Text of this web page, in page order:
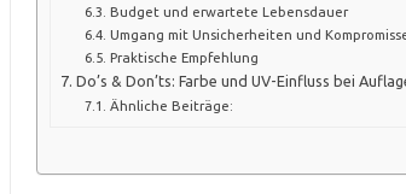
Budget und erwartete Lebensdauer
Umgang mit Unsicherheiten und
Praktische Empfehlung
Do’s & Don’ts: Farbe und UV-Einfluss bei
Ähnliche Beiträge: